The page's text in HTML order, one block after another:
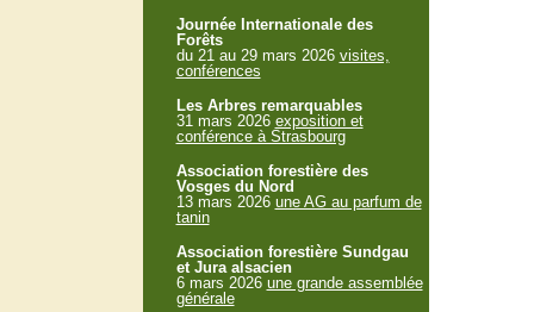
Journée Internationale des
Forêts
du 21 au 29 mars 2026 visites,
conférences
Les Arbres remarquables
31 mars 2026 exposition et
conférence à Strasbourg
Association forestière des
Vosges du Nord
13 mars 2026 une AG au parfum de
tanin
Association forestière Sundgau
et Jura alsacien
6 mars 2026 une grande assemblée
générale